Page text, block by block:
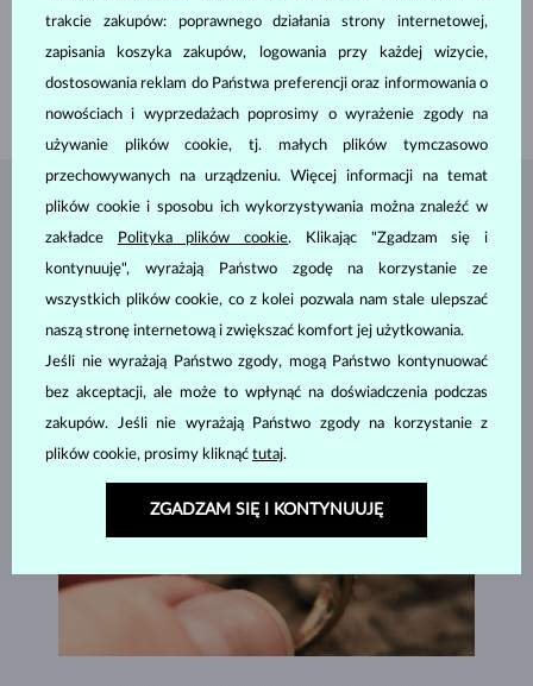
BIŻUTERIA ZATELIER KLENOTA
trakcie zakupów: poprawnego działania strony internetowej,
zapisania koszyka zakupów, logowania przy każdej wizycie,
dostosowania reklam do Państwa preferencji oraz informowania o
nowościach i wyprzedażach poprosimy o wyrażenie zgody na
używanie plików cookie, tj. małych plików tymczasowo
przechowywanych na urządzeniu. Więcej informacji na temat
plików cookie i sposobu ich wykorzystywania można znaleźć w
zakładce
Polityka plików cookie. Klikając "Zgadzam się i
kontynuuję", wyrażają Państwo zgodę na korzystanie ze
wszystkich plików cookie, co z kolei pozwala nam stale ulepszać
naszą stronę internetową i zwiększać komfort jej użytkowania.
Jeśli nie wyrażają Państwo zgody, mogą Państwo kontynuować
bez akceptacji, ale może to wpłynąć na doświadczenia podczas
zakupów. Jeśli nie wyrażają Państwo zgody na korzystanie z
plików cookie, prosimy kliknąć tutaj.
ZGADZAM SIĘ I KONTYNUUJĘ